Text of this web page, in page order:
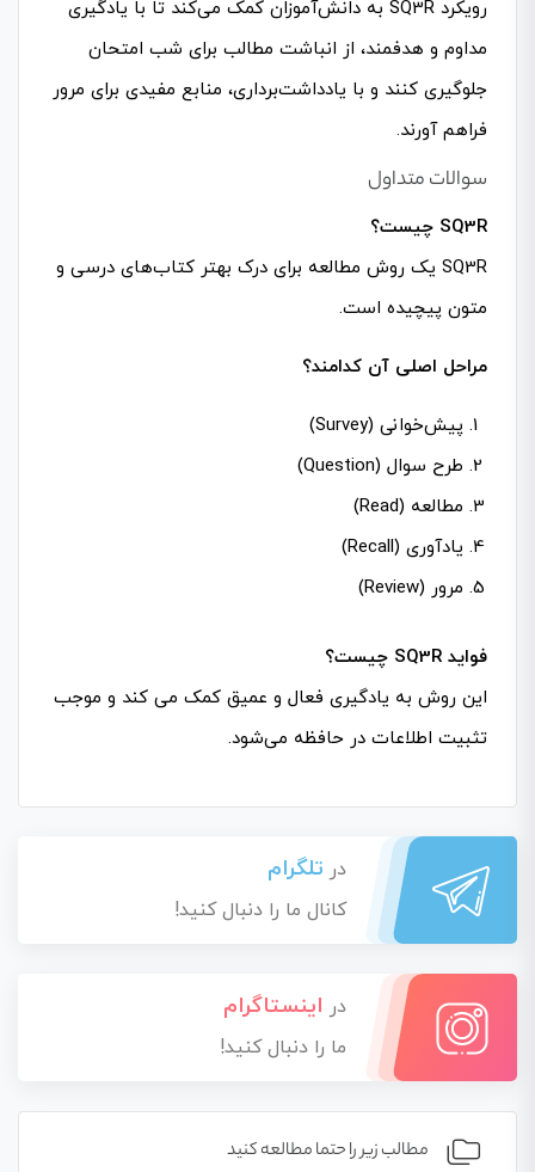
رویکرد SQ3R به دانش‌آموزان کمک می‌کند تا با یادگیری
مداوم و هدفمند، از انباشت مطالب برای شب امتحان
جلوگیری کنند و با یادداشت‌برداری، منابع مفیدی برای مرور
فراهم آورند.
سوالات متداول
SQ3R چیست؟
SQ3R یک روش مطالعه برای درک بهتر کتاب‌های درسی و
متون پیچیده است.
مراحل اصلی آن کدامند؟
پیش‌خوانی (Survey)
طرح سوال (Question)
مطالعه (Read)
یادآوری (Recall)
مرور (Review)
فواید SQ3R چیست؟
این روش به یادگیری فعال و عمیق کمک می کند و موجب
تثبیت اطلاعات در حافظه می‌شود.
در تلگرام
کانال ما را دنبال کنید!
در اینستاگرام
ما را دنبال کنید!
مطالب زیر را حتما مطالعه کنید